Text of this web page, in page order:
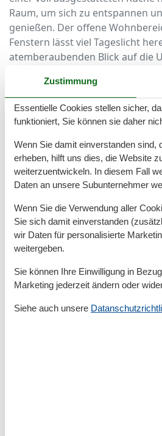
Raum, um sich zu entspannen
genießen. Der offene
Fenstern lässt viel Tageslicht
atemberaubenden Blick auf die
Atmosphäre und garantiert
Aufenthalt.
Für Ihre Erholung ist in der
ebenfalls bestens gesorgt. Sie
entspannen, auf der Terrasse
genießen oder bei einem
Alltagsstress hinter sich lassen.
von Fahrradtouren über
Wassersportarten.
Exklusive Ausstattung
Komfort
Sie sich während Ihres
Zustimmung
Essentielle Cookies stellen sicher,
funktioniert, Sie können sie daher
Wenn Sie damit einverstanden sind,
erheben, hilft uns dies, die Website
weiterzuentwickeln. In diesem Fall
Daten an unsere Subunternehmer
Wenn Sie die Verwendung aller
Sie sich damit einverstanden
wir Daten für personalisierte
weitergeben.
Sie können Ihre Einwilligung in
Marketing jederzeit ändern oder
Siehe auch unsere